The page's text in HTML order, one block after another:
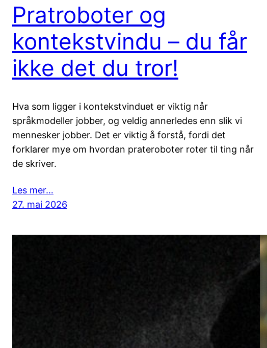
Pratroboter og
kontekstvindu – du får
ikke det du tror!
Hva som ligger i kontekstvinduet er viktig når
språkmodeller jobber, og veldig annerledes enn slik vi
mennesker jobber. Det er viktig å forstå, fordi det
forklarer mye om hvordan prateroboter roter til ting når
de skriver.
Les mer…
27. mai 2026